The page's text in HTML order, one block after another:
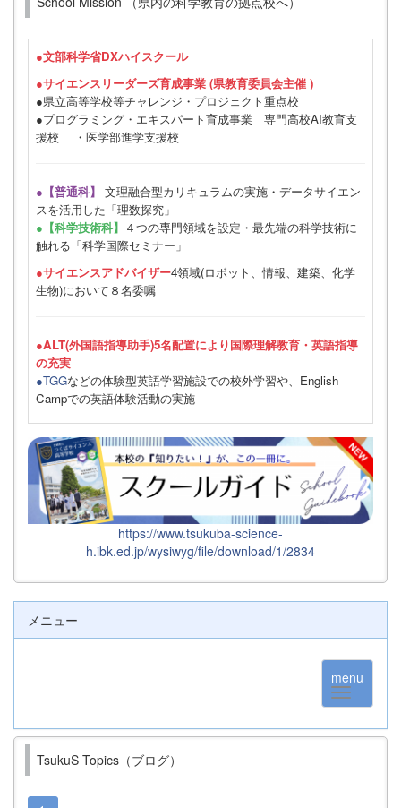
●文部科学省DXハイスクール
●サイエンスリーダーズ育成事業 (県教育委員会主催 )
●県立高等学校等チャレンジ・プロジェクト重点校
●プログラミング・エキスパート育成事業 専門高校AI教育支
援校 ・医学部進学支援校
●【普通科】 文理融合型カリキュラムの実施・データサイエン
スを活用した「理数探究」
●【科学技術科】 ４つの専門領域を設定・最先端の科学技術に
触れる「科学国際セミナー」
●サイエンスアドバイザー4領域(ロボット、情報、建築、化学
生物)において８名委嘱
●ALT(外国語指導助手)5名配置により国際理解教育・英語指導
の充実
●TGGなどの体験型英語学習施設での校外学習や、English
Campでの英語体験活動の実施
https://www.tsukuba-science-
h.ibk.ed.jp/wysiwyg/file/download/1/2834
メニュー
menu
TsukuS Topics（ブログ）